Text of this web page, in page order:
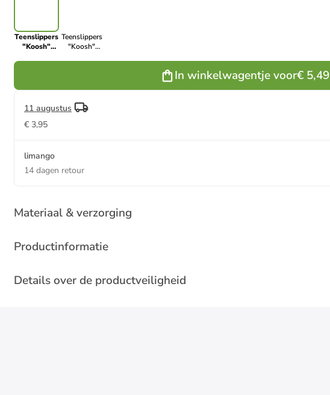
Teenslippers
"Koosh"
Teenslippers
"Koosh"
In winkelwagentje voor€ 5,49
11 augustus
€ 3,95
limango
14 dagen retour
Materiaal & verzorging
Productinformatie
Details over de productveiligheid